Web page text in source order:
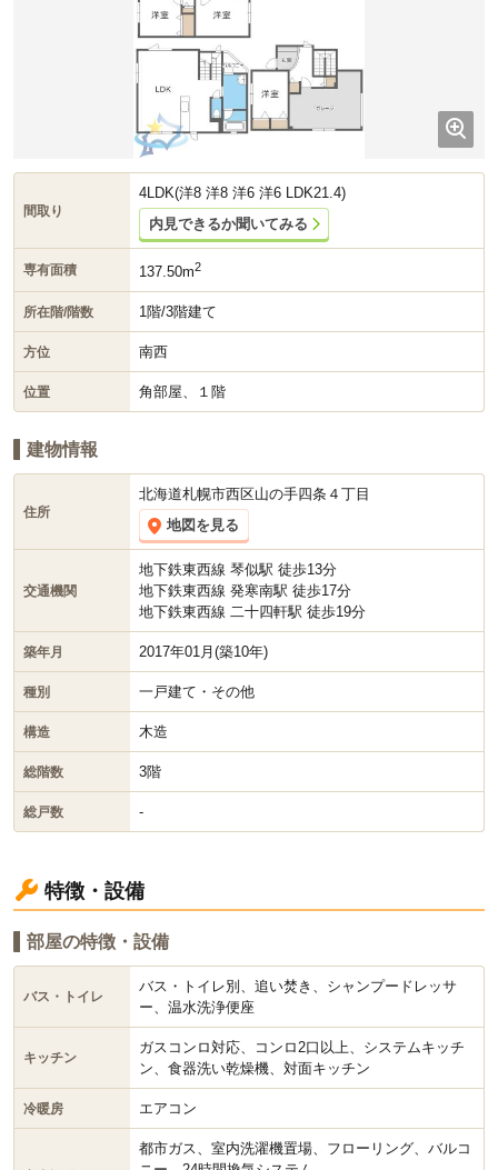
間取り
4LDK(洋8 洋8 洋6 洋6 LDK21.4)
内見できるか聞いてみる
専有面積 137.50m2
所在階/階数 1階/3階建て
方位 南西
位置 角部屋、１階
建物情報
住所
北海道札幌市西区山の手四条４丁目
地図を見る
交通機関
地下鉄東西線 琴似駅 徒歩13分
地下鉄東西線 発寒南駅 徒歩17分
地下鉄東西線 二十四軒駅 徒歩19分
築年月 2017年01月(築10年)
種別 一戸建て・その他
構造 木造
総階数 3階
総戸数 -
特徴・設備
部屋の特徴・設備
バス・トイレ
バス・トイレ別、追い焚き、シャンプードレッサ
ー、温水洗浄便座
キッチン
ガスコンロ対応、コンロ2口以上、システムキッチ
ン、食器洗い乾燥機、対面キッチン
冷暖房 エアコン
都市ガス、室内洗濯機置場、フローリング、バルコ